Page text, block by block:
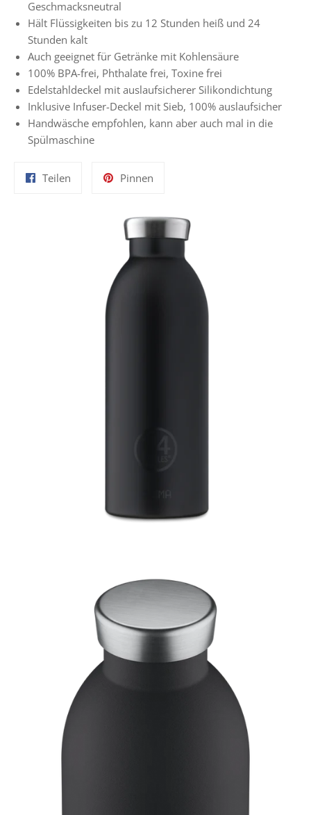
Geschmacksneutral
Hält Flüssigkeiten bis zu 12 Stunden heiß und 24
Stunden kalt
Auch geeignet für Getränke mit Kohlensäure
100% BPA-frei, Phthalate frei, Toxine frei
Edelstahldeckel mit auslaufsicherer Silikondichtung
Inklusive Infuser-Deckel mit Sieb, 100% auslaufsicher
Handwäsche empfohlen, kann aber auch mal in die
Spülmaschine
Teilen Pinnen